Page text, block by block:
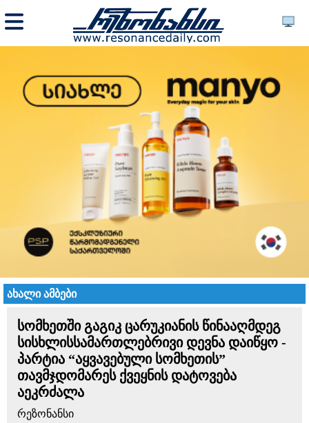
ახალი ამბები
სომხეთში გაგიკ ცარუკიანის წინააღმდეგ
სისხლისსამართლებრივი დევნა დაიწყო -
პარტია “აყვავებული სომხეთის”
თავმჯდომარეს ქვეყნის დატოვება
აეკრძალა
რეზონანსი